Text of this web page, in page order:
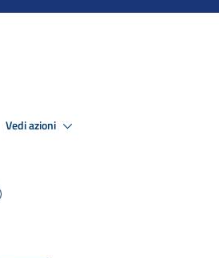
Vedi azioni